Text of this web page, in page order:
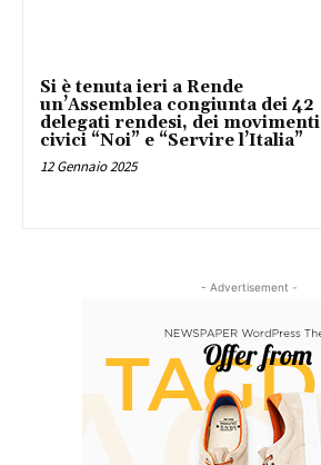
Si è tenuta ieri a Rende
un’Assemblea congiunta dei 42
delegati rendesi, dei movimenti
civici “Noi” e “Servire l’Italia”
12 Gennaio 2025
- Advertisement -